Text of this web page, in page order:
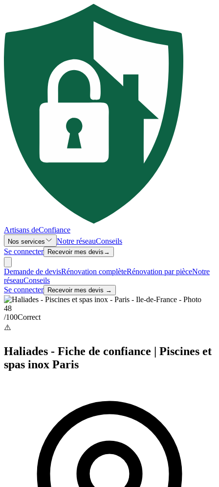
Artisans deConfiance
Nos services Notre réseauConseils
Se connecter
Recevoir mes devis →
Demande de devisRénovation complèteRénovation par pièceNotre
réseauConseils
Se connecter
Recevoir mes devis →
48
/100Correct
⚠️
Haliades - Fiche de confiance | Piscines et
spas inox Paris